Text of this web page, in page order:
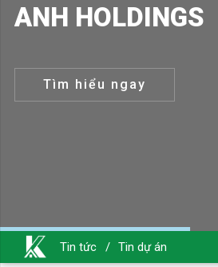
ANH HOLDINGS
Tìm hiểu ngay
Tin tức / Tin dự án